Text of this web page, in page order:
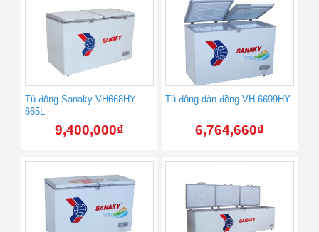
Tủ đông Sanaky VH668HY
665L
9,400,000₫
Tủ đông dàn đồng VH-6699HY
6,764,660₫